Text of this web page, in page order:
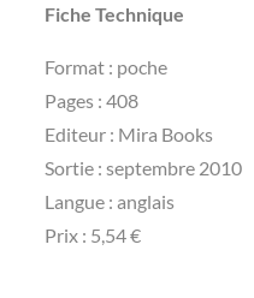
Fiche Technique
Format : poche
Pages : 408
Editeur : Mira Books
Sortie : septembre 2010
Langue : anglais
Prix : 5,54 €